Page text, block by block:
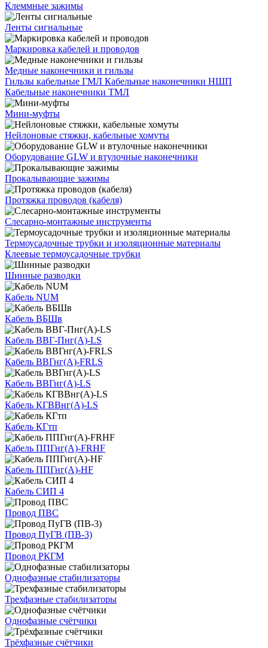
Клеммные зажимы
Ленты сигнальные
Маркировка кабелей и проводов
Медные наконечники и гильзы
Гильзы кабельные ГМЛ Кабельные наконечники НШП
Кабельные наконечники ТМЛ
Мини-муфты
Нейлоновые стяжки, кабельные хомуты
Оборудование GLW и втулочные наконечники
Прокалывающие зажимы
Протяжка проводов (кабеля)
Слесарно-монтажные инструменты
Термоусадочные трубки и изоляционные материалы
Клеевые термоусадочные трубки
Шинные разводки
Кабель NUM
Кабель ВБШв
Кабель ВВГ-Пнг(А)-LS
Кабель ВВГнг(А)-FRLS
Кабель ВВГнг(А)-LS
Кабель КГВВнг(А)-LS
Кабель КГтп
Кабель ППГнг(А)-FRHF
Кабель ППГнг(А)-HF
Кабель СИП 4
Провод ПВС
Провод ПуГВ (ПВ-3)
Провод РКГМ
Однофазные стабилизаторы
Трехфазные стабилизаторы
Однофазные счётчики
Трёхфазные счётчики